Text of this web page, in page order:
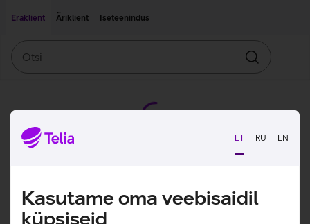
ET RU EN
Kasutame oma veebisaidil
küpsiseid
Eraklient
Äriklient Iseteenindus
Otsin